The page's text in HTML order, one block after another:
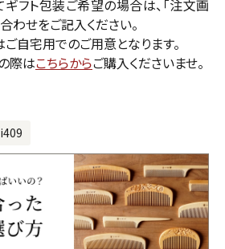
フト包装ご希望の場合は、「注文画
わせをご記入ください。
自宅用でのご用意となります。
際はこちらからご購入くださいませ。